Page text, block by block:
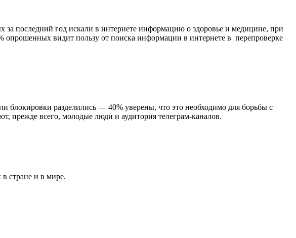
последний год искали в интернете информацию о здоровье и медицине, при
опрошенных видит пользу от поиска информации в интернете в перепроверке
разделились — 40% уверены, что это необходимо для борьбы с
прежде всего, молодые люди и аудитория телеграм-каналов.
стране и в мире.